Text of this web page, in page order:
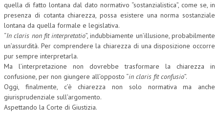
quella di fatto lontana dal dato normativo “sostanzialistica”, come se, in
presenza di cotanta chiarezza, possa esistere una norma sostanziale
lontana da quella formale e legislativa.
“In claris non fit interpretatio”, indubbiamente un’illusione, probabilmente
un’assurdità. Per comprendere la chiarezza di una disposizione occorre
pur sempre interpretarla.
Ma l’interpretazione non dovrebbe trasformare la chiarezza in
confusione, per non giungere all’opposto “in claris fit confusio”.
Oggi, finalmente, c’è chiarezza non solo normativa ma anche
giurisprudenziale sull’argomento.
Aspettando la Corte di Giustizia.